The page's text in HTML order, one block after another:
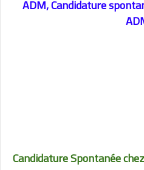
Candidature
Candidature Spontanée